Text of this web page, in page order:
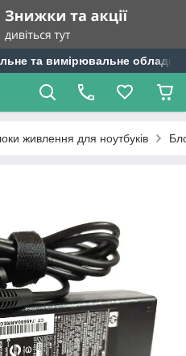
та вимірювальне
живлення для ноутбуків